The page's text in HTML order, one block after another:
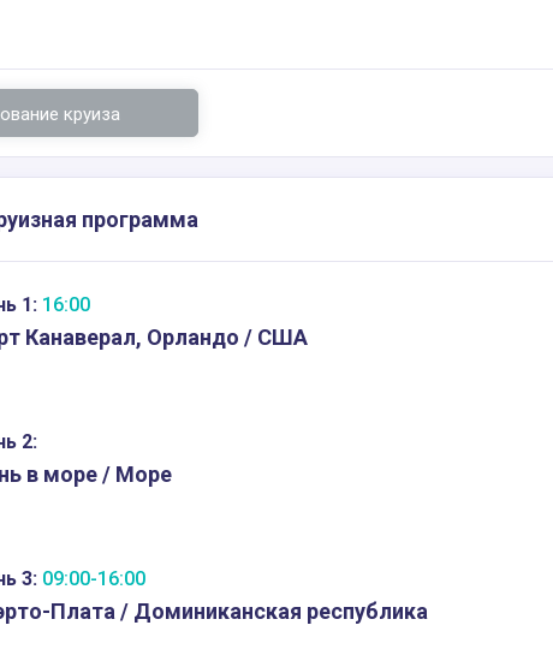
круиза
программа
1: 16:00
Канаверал, Орландо / США
2:
в море / Море
3: 09:00-16:00
Плата / Доминиканская республика